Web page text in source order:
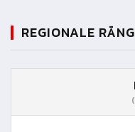
REGIONALE